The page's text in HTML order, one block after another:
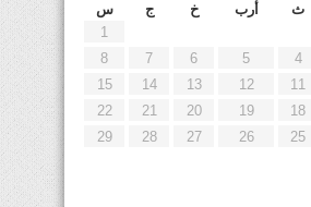
ث أرب خ ج
س
1
4
5
6
7
8
11
12
13
14
15
18
19
20
21
22
25
26
27
28
29